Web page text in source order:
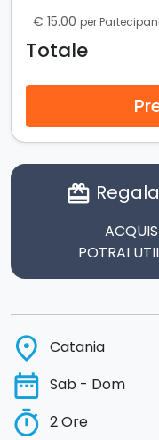
€ 15.00 per
Totale
card_giftcard
POTRAI
place Catania
date_range Sab - Dom
timer 2 Ore